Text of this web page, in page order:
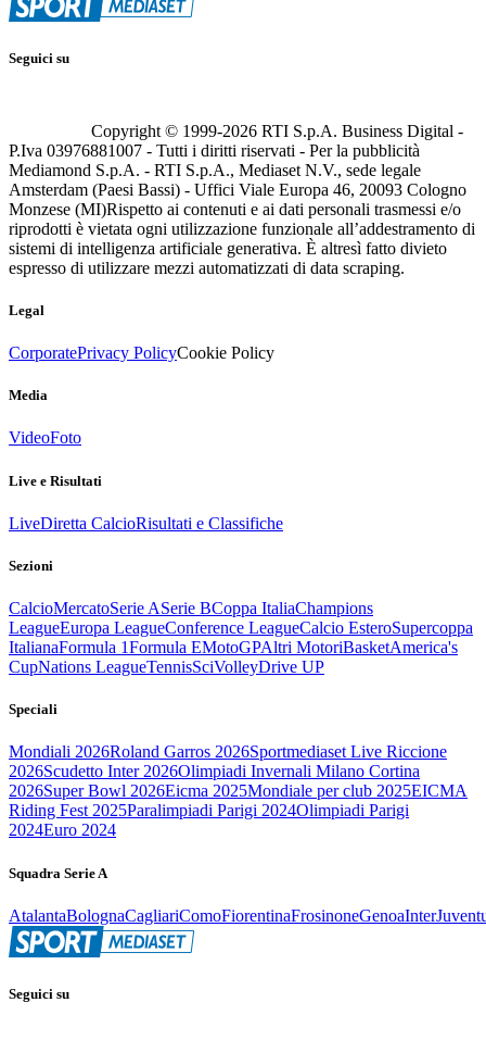
Seguici su
Copyright © 1999-2026 RTI S.p.A. Business Digital -
P.Iva 03976881007 - Tutti i diritti riservati - Per la pubblicità
Mediamond S.p.A. - RTI S.p.A., Mediaset N.V., sede legale
Amsterdam (Paesi Bassi) - Uffici Viale Europa 46, 20093 Cologno
Monzese (MI)Rispetto ai contenuti e ai dati personali trasmessi e/o
riprodotti è vietata ogni utilizzazione funzionale all’addestramento di
sistemi di intelligenza artificiale generativa. È altresì fatto divieto
espresso di utilizzare mezzi automatizzati di data scraping.
Legal
CorporatePrivacy PolicyCookie Policy
Media
VideoFoto
Live e Risultati
LiveDiretta CalcioRisultati e Classifiche
Sezioni
CalcioMercatoSerie ASerie BCoppa ItaliaChampions
LeagueEuropa LeagueConference LeagueCalcio EsteroSupercoppa
ItalianaFormula 1Formula EMotoGPAltri MotoriBasketAmerica's
CupNations LeagueTennisSciVolleyDrive UP
Speciali
Mondiali 2026Roland Garros 2026Sportmediaset Live Riccione
2026Scudetto Inter 2026Olimpiadi Invernali Milano Cortina
2026Super Bowl 2026Eicma 2025Mondiale per club 2025EICMA
Riding Fest 2025Paralimpiadi Parigi 2024Olimpiadi Parigi
2024Euro 2024
Squadra Serie A
AtalantaBolognaCagliariComoFiorentinaFrosinoneGenoaInter
Seguici su